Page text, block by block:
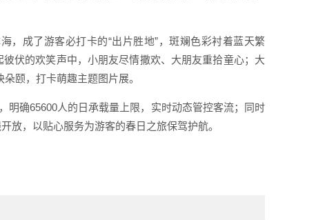
，成了游客必打卡的“出片胜地”，斑斓色彩衬着蓝天繁
伏的欢笑声中，小朋友尽情撒欢、大朋友重拾童心；大
颐，打卡萌趣主题图片展。
明确65600人的日承载量上限，实时动态管控客流；同时
放，以贴心服务为游客的春日之旅保驾护航。